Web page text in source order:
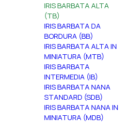
IRIS BARBATA ALTA
(TB)
IRIS BARBATA DA
BORDURA (BB)
IRIS BARBATA ALTA IN
MINIATURA (MTB)
IRIS BARBATA
INTERMEDIA (IB)
IRIS BARBATA NANA
STANDARD (SDB)
IRIS BARBATA NANA IN
MINIATURA (MDB)